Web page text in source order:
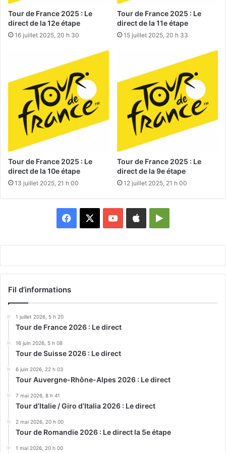
Tour de France 2025 : Le
direct de la 12e étape
16 juillet 2025, 20 h 30
Tour de France 2025 : Le
direct de la 11e étape
15 juillet 2025, 20 h 33
Tour de France 2025 : Le
direct de la 10e étape
13 juillet 2025, 21 h 00
Tour de France 2025 : Le
direct de la 9e étape
12 juillet 2025, 21 h 00
Facebook YouTubeAppleGoogle
Fil d’informations
1 juillet 2026, 5 h 20
Tour de France 2026 : Le direct
16 juin 2026, 5 h 08
Tour de Suisse 2026 : Le direct
6 juin 2026, 22 h 03
Tour Auvergne-Rhône-Alpes 2026 : Le direct
7 mai 2026, 8 h 41
Tour d’Italie / Giro d’Italia 2026 : Le direct
2 mai 2026, 20 h 00
Tour de Romandie 2026 : Le direct la 5e étape
1 mai 2026, 20 h 00